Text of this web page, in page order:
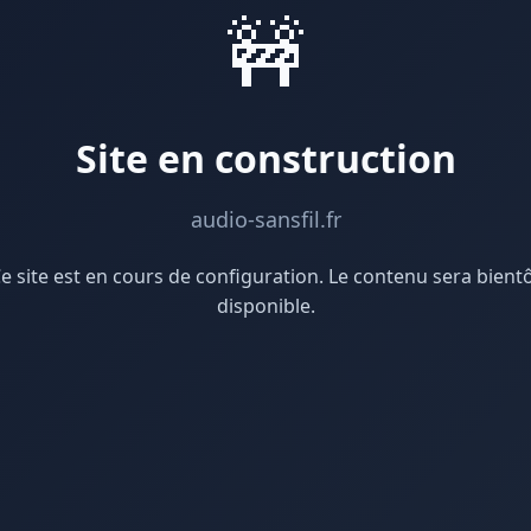
🚧
Site en construction
audio-sansfil.fr
site est en cours de configuration. Le contenu sera
disponible.